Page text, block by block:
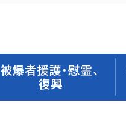
被爆者援護・慰霊、
復興